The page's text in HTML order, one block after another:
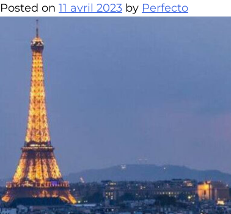
Posted on 11 avril 2023 by Perfecto